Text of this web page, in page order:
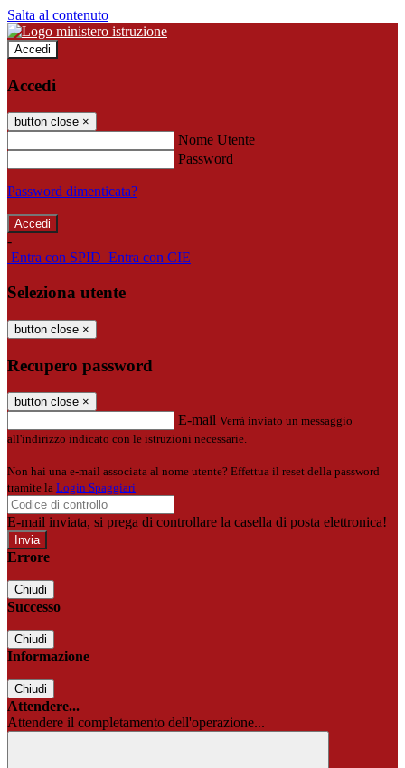
Salta al contenuto
Accedi
Accedi
button close ×
Nome Utente
Password
Password dimenticata?
-
Entra con SPID Entra con CIE
Seleziona utente
button close ×
Recupero password
button close ×
E-mail Verrà inviato un messaggio
all'indirizzo indicato con le istruzioni necessarie.
Non hai una e-mail associata al nome utente? Effettua il reset della password
tramite la Login Spaggiari
E-mail inviata, si prega di controllare la casella di posta elettronica!
Errore
Chiudi
Successo
Chiudi
Informazione
Chiudi
Attendere...
Attendere il completamento dell'operazione...